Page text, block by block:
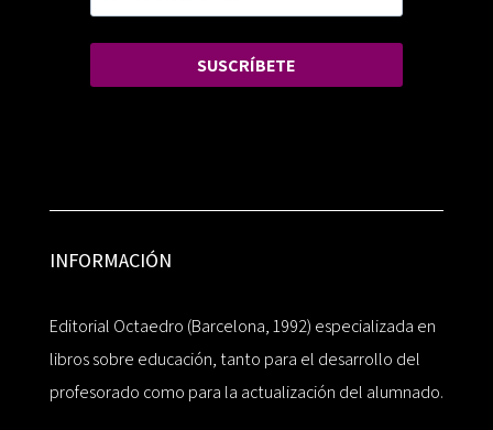
SUSCRÍBETE
INFORMACIÓN
Editorial Octaedro (Barcelona, 1992) especializada en
libros sobre educación, tanto para el desarrollo del
profesorado como para la actualización del alumnado.